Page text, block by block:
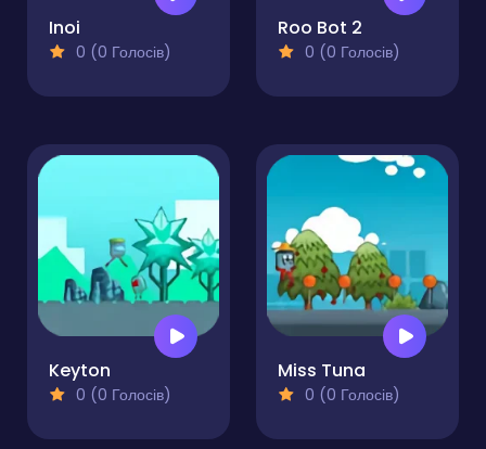
Inoi
0 (0 Голосів)
Roo Bot 2
0 (0 Голосів)
Keyton
0 (0 Голосів)
Miss Tuna
0 (0 Голосів)